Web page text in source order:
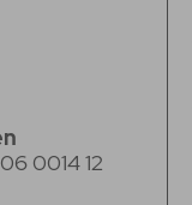
0014 12